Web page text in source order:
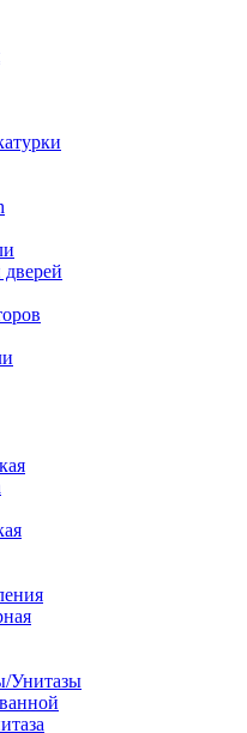
Унитазы